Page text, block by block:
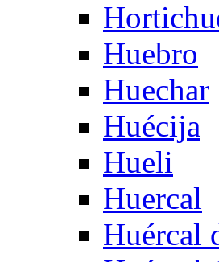
Huebro
Huechar
Huécija
Hueli
Huercal
Huércal